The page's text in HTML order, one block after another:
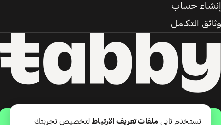
حمّل التطبيق
إنشاء حساب
وثائق التكامل
تستخدم تابي ملفات تعريف الارتباطلتخصيص تجربتك